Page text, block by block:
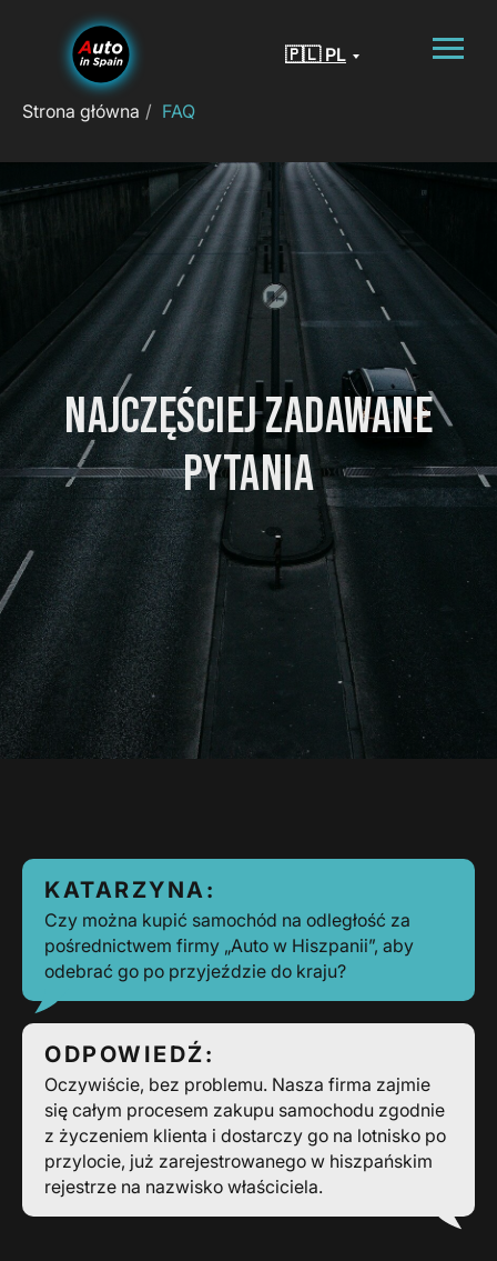
🇵🇱 PL
Strona główna / FAQ
NAJCZĘŚCIEJ ZADAWANE
PYTANIA
KATARZYNA:
Czy można kupić samochód na odległość za
pośrednictwem firmy „Auto w Hiszpanii”, aby
odebrać go po przyjeździe do kraju?
ODPOWIEDŹ:
Oczywiście, bez problemu. Nasza firma zajmie
się całym procesem zakupu samochodu zgodnie
z życzeniem klienta i dostarczy go na lotnisko po
przylocie, już zarejestrowanego w hiszpańskim
rejestrze na nazwisko właściciela.